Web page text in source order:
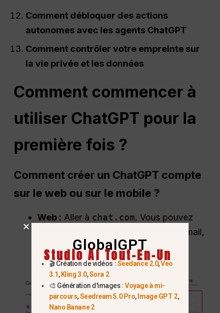
Comment débloquer des actions
autonomes avec les agents ChatGPT
Comment contrôler votre empreinte sur
la vie privée et les données
Comment commencer à
utiliser ChatGPT pour la
première fois ?
Comment créer un ChatGPT compte
sur le web ou sur le mobile ?
Web : Aller à chat.com. Vous pouvez
vous inscrire à l'aide d'un compte e-mail,
Google ou Microsoft.
GlobalGPT
Studio AI Tout-En-Un
🎬 Création de vidéos :Seedance 2.0,Veo
3.1, Kling 3.0,Sora 2
🎨 Génération d'images :Voyage à mi-
parcours,Seedream 5.0 Pro, Image GPT 2,
Nano Banane 2